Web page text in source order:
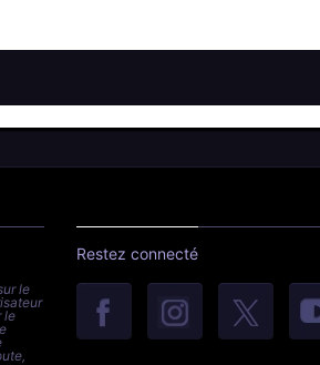
le
le
Restez connecté